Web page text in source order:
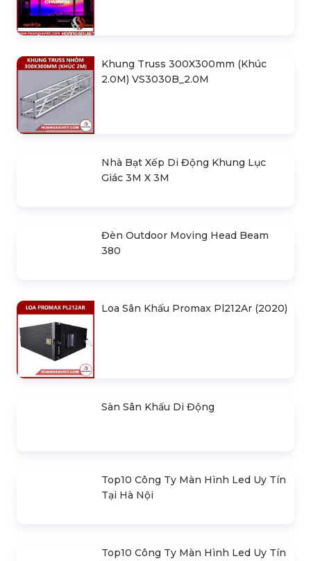
Khung Truss 300X300mm (Khúc
2.0M) VS3030B_2.0M
Nhà Bạt Xếp Di Động Khung Lục
Giác 3M X 3M
Đèn Outdoor Moving Head Beam
380
Loa Sân Khấu Promax Pl212Ar (2020)
Sàn Sân Khấu Di Động
Top10 Công Ty Màn Hình Led Uy Tín
Tại Hà Nội
Top10 Công Ty Màn Hình Led Uy Tín